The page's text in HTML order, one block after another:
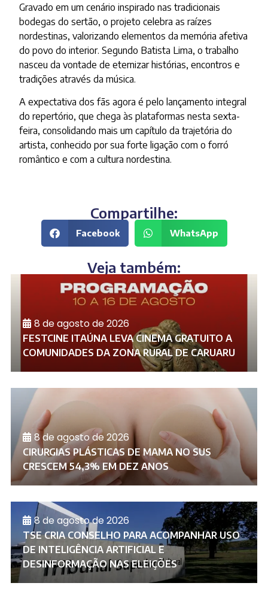
Gravado em um cenário inspirado nas tradicionais
bodegas do sertão, o projeto celebra as raízes
nordestinas, valorizando elementos da memória afetiva
do povo do interior. Segundo Batista Lima, o trabalho
nasceu da vontade de eternizar histórias, encontros e
tradições através da música.
A expectativa dos fãs agora é pelo lançamento integral
do repertório, que chega às plataformas nesta sexta-
feira, consolidando mais um capítulo da trajetória do
artista, conhecido por sua forte ligação com o forró
romântico e com a cultura nordestina.
Compartilhe:
Facebook WhatsApp
Veja também:
8 de agosto de 2026
FESTCINE ITAÚNA LEVA CINEMA GRATUITO A
COMUNIDADES DA ZONA RURAL DE CARUARU
8 de agosto de 2026
CIRURGIAS PLÁSTICAS DE MAMA NO SUS
CRESCEM 54,3% EM DEZ ANOS
8 de agosto de 2026
TSE CRIA CONSELHO PARA ACOMPANHAR USO
DE INTELIGÊNCIA ARTIFICIAL E
DESINFORMAÇÃO NAS ELEIÇÕES